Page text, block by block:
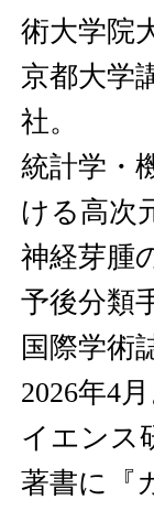
術大学院
京都大学
社。
統計学・
ける高次
神経芽腫
予後分類
国際学術
2026年4
イエンス
著書に『